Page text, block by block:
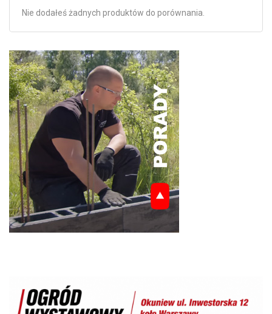
Nie dodałeś żadnych produktów do porównania.